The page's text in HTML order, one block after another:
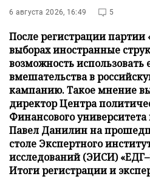
6 августа 2026, 16:49 5
После регистрации партии
выборах иностранные
возможность использовать
вмешательства в
кампанию. Такое мнение
директор Центра
Финансового
Павел Данилин на
столе Экспертного
исследований (ЭИСИ)
Итоги регистрации и